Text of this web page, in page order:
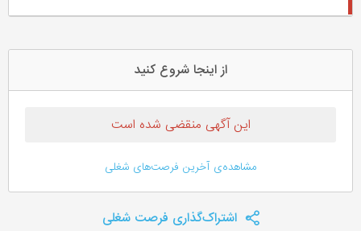
از اینجا شروع کنید
این آگهی منقضی شده است
مشاهده‌ی آخرین فرصت‌های شغلی
اشتراک‌گذاری فرصت شغلی